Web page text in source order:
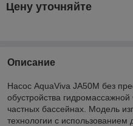
Цену уточняйте
Описание
Насос AquaViva JA50M без
обустройства
частных бассейнах. Модель
технологии с использованием